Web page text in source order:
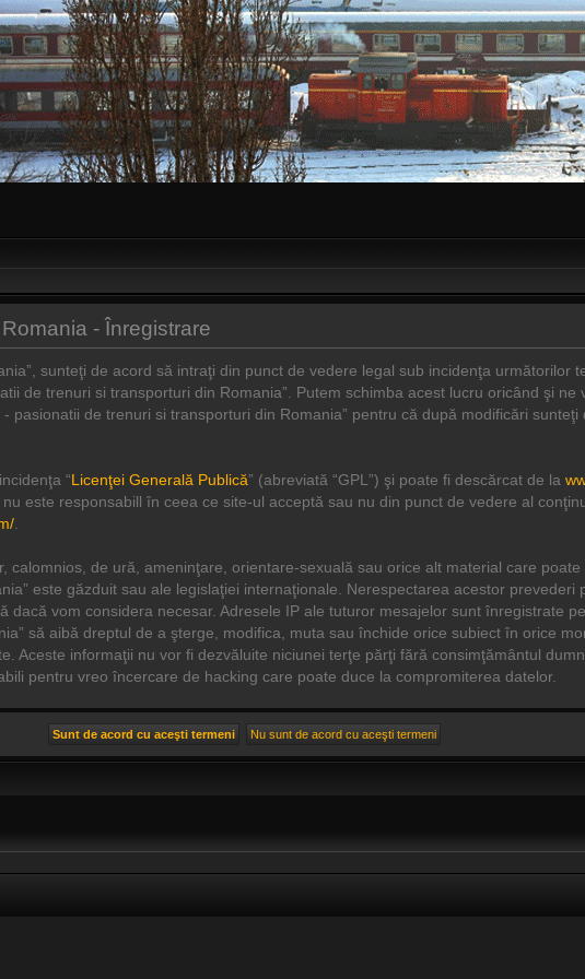
- Înregistrare
sunteţi de acord să intraţi din punct de vedere legal sub incidenţa următorilor
de trenuri si transporturi din Romania”. Putem schimba acest lucru oricând şi
pasionatii de trenuri si transporturi din Romania” pentru că după modificări
“Licenţei Generală Publică” (abreviată “GPL”) şi poate fi descărcat de la
este responsabill în ceea ce site-ul acceptă sau nu din punct de vedere al
.
calomnios, de ură, ameninţare, orientare-sexuală sau orice alt material care
este găzduit sau ale legislaţiei internaţionale. Nerespectarea acestor
vom considera necesar. Adresele IP ale tuturor mesajelor sunt înregistrate
să aibă dreptul de a şterge, modifica, muta sau închide orice subiect în orice
Aceste informaţii nu vor fi dezvăluite niciunei terţe părţi fără consimţământul
pentru vreo încercare de hacking care poate duce la compromiterea datelor.